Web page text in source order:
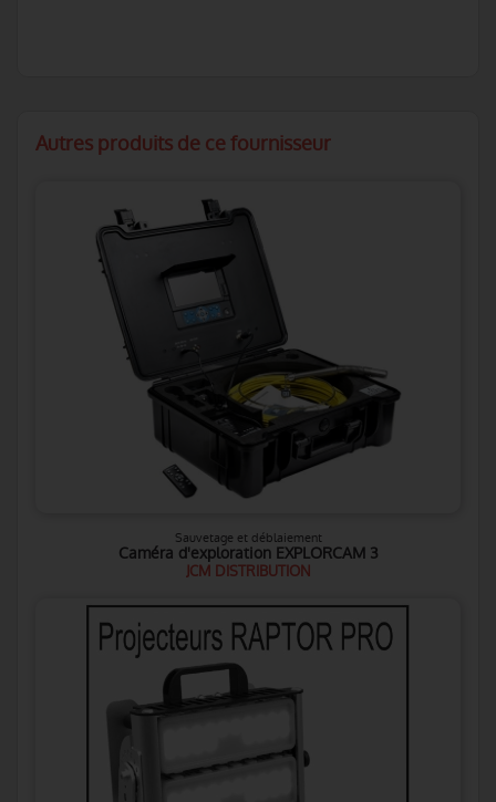
Autres produits de ce fournisseur
Sauvetage et déblaiement
Caméra d'exploration EXPLORCAM 3
JCM DISTRIBUTION